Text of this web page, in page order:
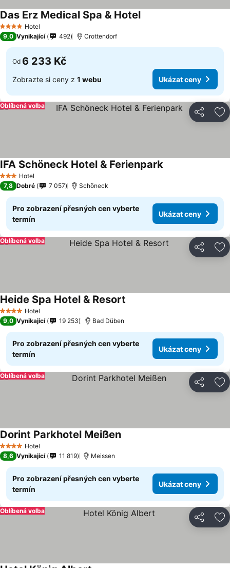
4 Počet hvězdiček
Hotel
Das Erz Medical Spa & HotelUkázat ceny
9,0 Vynikající 492 Crottendorf
Od 6 233 Kč
Zobrazte si ceny z 1 webu Ukázat ceny
Sdílet
Oblíbená volba
3 Počet hvězdiček
Hotel
IFA Schöneck Hotel & FerienparkUkázat ceny
7,8 Dobré 7 057 Schöneck
Pro zobrazení přesných cen vyberte
termín
Ukázat ceny
Sdílet
Oblíbená volba
4 Počet hvězdiček
Hotel
Heide Spa Hotel & Resort
9,0 Vynikající 19 253 Bad Düben
Pro zobrazení přesných cen vyberte
termín
Ukázat ceny
Sdílet
Oblíbená volba
4 Počet hvězdiček
Hotel
Dorint Parkhotel MeißenUkázat ceny
8,6 Vynikající 11 819 Meissen
Pro zobrazení přesných cen vyberte
termín
Ukázat ceny
Sdílet
Oblíbená volba